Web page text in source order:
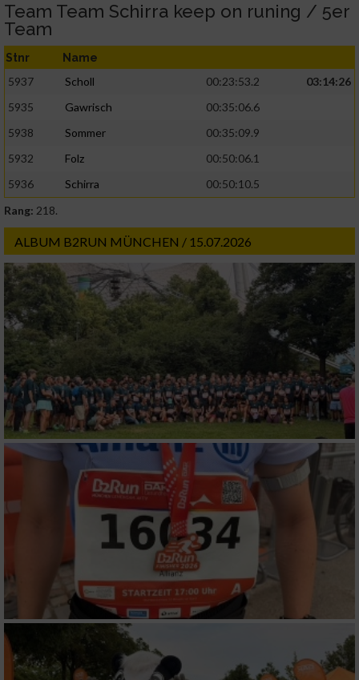
Team Team Schirra keep on runing / 5er
Team
Stnr Name
5937 Scholl 00:23:53.2
03:14:26
5935
Gawrisch
00:35:06.6
5938
Sommer
00:35:09.9
5932
Folz
00:50:06.1
5936
Schirra
00:50:10.5
Rang: 218.
ALBUM B2RUN MÜNCHEN / 15.07.2026